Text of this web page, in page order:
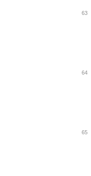
63
64
65